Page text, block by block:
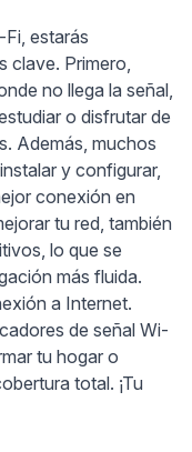
estarás
clave. Primero,
no llega la señal,
o disfrutar de
Además, muchos
y configurar,
conexión en
tu red, también
lo que se
más fluida.
a Internet.
de señal Wi-
tu hogar o
total. ¡Tu